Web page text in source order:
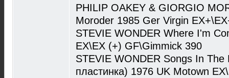
PHILIP OAKEY & GIORGIO
Moroder 1985 Ger Virgin
STEVIE WONDER Where I'm
EX\EX (+) GF\Gimmick 390
STEVIE WONDER Songs In
пластинка) 1976 UK Motown